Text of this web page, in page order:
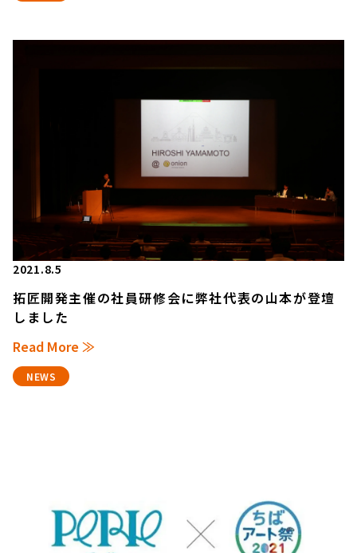
2021.8.5
拓匠開発主催の社員研修会に弊社代表の山本が登壇
しました
Read More ≫
NEWS